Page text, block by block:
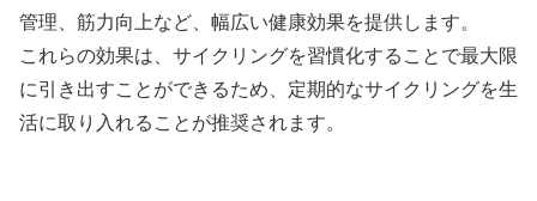
管理、筋力向上など、幅広い健康効果を提供します。
これらの効果は、サイクリングを習慣化することで最大限
に引き出すことができるため、定期的なサイクリングを生
活に取り入れることが推奨されます。